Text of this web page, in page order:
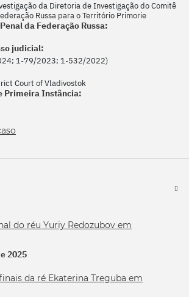
da Diretoria de Investigação do Comitê
Russa para o Território Primorie
da Federação Russa:
judicial:
1-79/2023; 1-532/2022)
Court of Vladivostok
Primeira Instância:
do réu Yuriy Redozubov em
2025
da ré Ekaterina Treguba em